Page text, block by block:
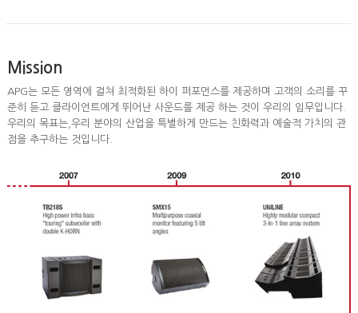
Mission
APG는 모든 영역에 걸쳐 최적화된 하이 퍼포먼스를 제공하며 고객의 소리를 꾸
준히 듣고 클라이언트에게 뛰어난 사운드를 제공 하는 것이 우리의 임무입니다.
우리의 목표는,우리 분야의 산업을 특별하게 만드는 친화력과 예술적 가치의 관
점을 추구하는 것입니다.